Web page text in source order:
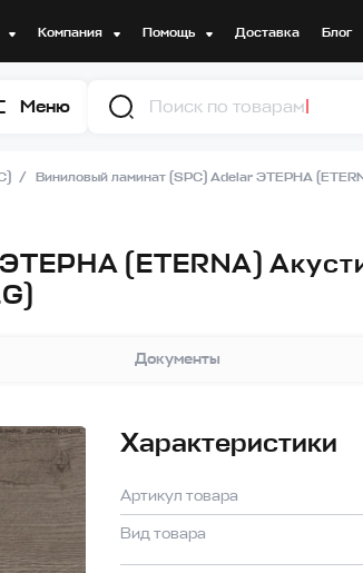
Компания Помощь Доставка Блог
Меню Поиск п
Виниловый ламинат (SPC) Adelar ЭТЕРНА
(ETERNA)
Документы
Характеристики
Артикул товара
Вид товара